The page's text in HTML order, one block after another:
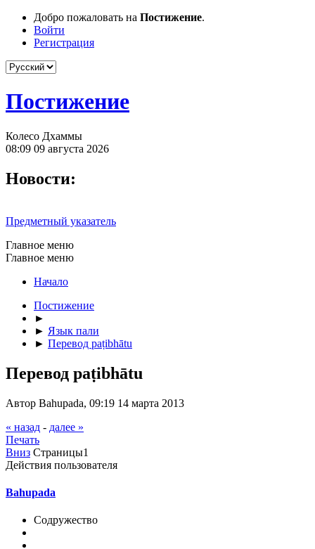
Добро пожаловать на Постижение.
Войти
Регистрация
Постижение
Колесо Дхаммы
08:09 09 августа 2026
Новости:
Предметный указатель
Главное меню
Главное меню
Начало
Постижение
►
► Язык пали
► Перевод paṭibhātu
Перевод paṭibhātu
Автор Bahupada, 09:19 14 марта 2013
« назад - далее »
Печать
Вниз Страницы1
Действия пользователя
Bahupada
Содружество